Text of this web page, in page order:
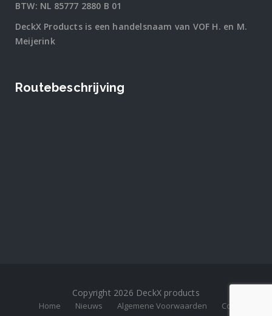
BTW: NL 85777 2880 B 01
DeckX Products is een handelsnaam van VOF H. en M.
Meijerink
Routebeschrijving
Copyright 2026 DeckX products
Home Nieuws Algemene Voorwaarden Contact